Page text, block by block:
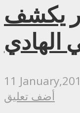
يكشف
11
أضف تعليق